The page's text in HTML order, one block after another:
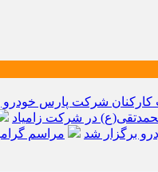
کارکنان شرکت پارس خودرو
در شرکت زامیاد
برگزار شد مراسم